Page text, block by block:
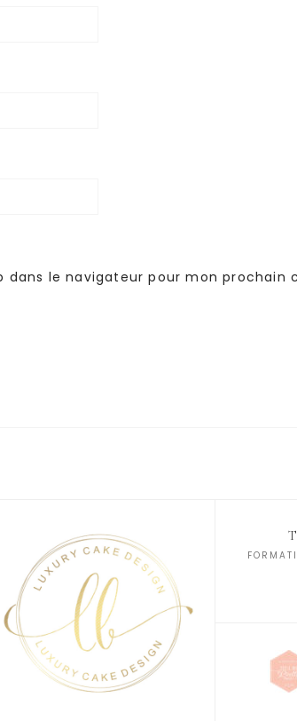
le navigateur pour mon prochain